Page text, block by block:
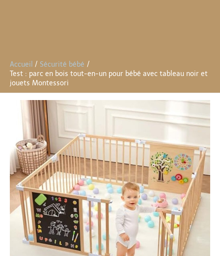
Accueil
Sécurité bébé
Test : parc en bois tout-en-un pour bébé avec tableau noir et
jouets Montessori